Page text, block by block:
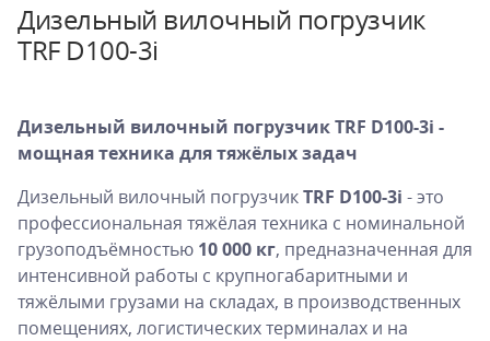
Дизельный вилочный погрузчик
TRF D100-3i
Дизельный вилочный погрузчик TRF D100-3i -
мощная техника для тяжёлых задач
Дизельный вилочный погрузчикTRF D100-3i - это
профессиональная тяжёлая техника с номинальной
грузоподъёмностью 10 000 кг, предназначенная для
интенсивной работы с крупногабаритными и
тяжёлыми грузами на складах, в производственных
помещениях, логистических терминалах и на